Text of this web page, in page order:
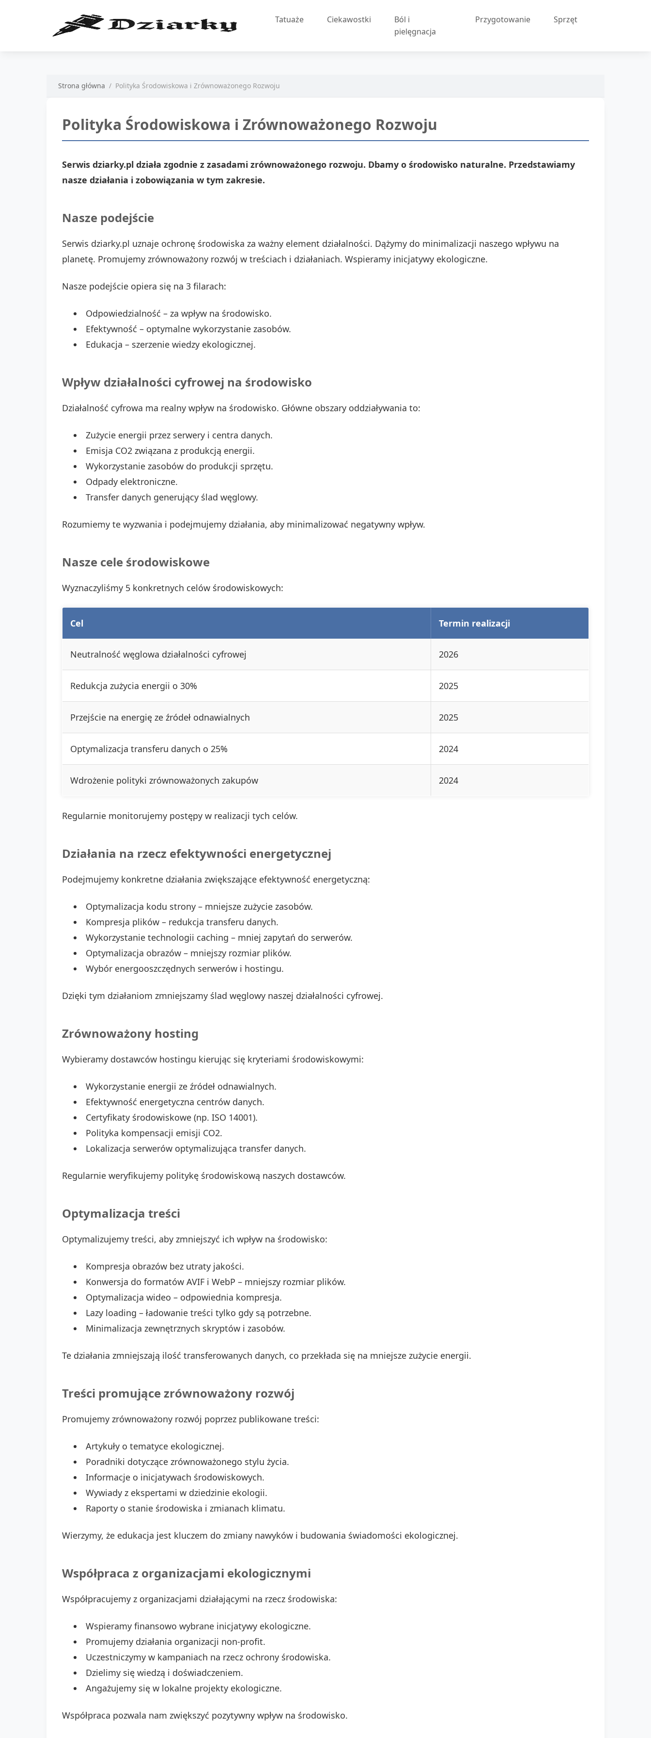
Tatuaże Ciekawostki
Ból i
pielęgnacja
Przygotowanie Sprzęt
Strona główna Polityka Środowiskowa i Zrównoważonego Rozwoju
Polityka Środowiskowa i Zrównoważonego Rozwoju
Serwis dziarky.pl działa zgodnie z zasadami zrównoważonego rozwoju. Dbamy o środowisko naturalne. Przedstawiamy
nasze działania i zobowiązania w tym zakresie.
Nasze podejście
Serwis dziarky.pl uznaje ochronę środowiska za ważny element działalności. Dążymy do minimalizacji naszego wpływu na
planetę. Promujemy zrównoważony rozwój w treściach i działaniach. Wspieramy inicjatywy ekologiczne.
Nasze podejście opiera się na 3 filarach:
Odpowiedzialność – za wpływ na środowisko.
Efektywność – optymalne wykorzystanie zasobów.
Edukacja – szerzenie wiedzy ekologicznej.
Wpływ działalności cyfrowej na środowisko
Działalność cyfrowa ma realny wpływ na środowisko. Główne obszary oddziaływania to:
Zużycie energii przez serwery i centra danych.
Emisja CO2 związana z produkcją energii.
Wykorzystanie zasobów do produkcji sprzętu.
Odpady elektroniczne.
Transfer danych generujący ślad węglowy.
Rozumiemy te wyzwania i podejmujemy działania, aby minimalizować negatywny wpływ.
Nasze cele środowiskowe
Wyznaczyliśmy 5 konkretnych celów środowiskowych:
Cel Termin realizacji
Neutralność węglowa działalności cyfrowej 2026
Redukcja zużycia energii o 30% 2025
Przejście na energię ze źródeł odnawialnych 2025
Optymalizacja transferu danych o 25% 2024
Wdrożenie polityki zrównoważonych zakupów 2024
Regularnie monitorujemy postępy w realizacji tych celów.
Działania na rzecz efektywności energetycznej
Podejmujemy konkretne działania zwiększające efektywność energetyczną:
Optymalizacja kodu strony – mniejsze zużycie zasobów.
Kompresja plików – redukcja transferu danych.
Wykorzystanie technologii caching – mniej zapytań do serwerów.
Optymalizacja obrazów – mniejszy rozmiar plików.
Wybór energooszczędnych serwerów i hostingu.
Dzięki tym działaniom zmniejszamy ślad węglowy naszej działalności cyfrowej.
Zrównoważony hosting
Wybieramy dostawców hostingu kierując się kryteriami środowiskowymi:
Wykorzystanie energii ze źródeł odnawialnych.
Efektywność energetyczna centrów danych.
Certyfikaty środowiskowe (np. ISO 14001).
Polityka kompensacji emisji CO2.
Lokalizacja serwerów optymalizująca transfer danych.
Regularnie weryfikujemy politykę środowiskową naszych dostawców.
Optymalizacja treści
Optymalizujemy treści, aby zmniejszyć ich wpływ na środowisko:
Kompresja obrazów bez utraty jakości.
Konwersja do formatów AVIF i WebP – mniejszy rozmiar plików.
Optymalizacja wideo – odpowiednia kompresja.
Lazy loading – ładowanie treści tylko gdy są potrzebne.
Minimalizacja zewnętrznych skryptów i zasobów.
Te działania zmniejszają ilość transferowanych danych, co przekłada się na mniejsze zużycie energii.
Treści promujące zrównoważony rozwój
Promujemy zrównoważony rozwój poprzez publikowane treści:
Artykuły o tematyce ekologicznej.
Poradniki dotyczące zrównoważonego stylu życia.
Informacje o inicjatywach środowiskowych.
Wywiady z ekspertami w dziedzinie ekologii.
Raporty o stanie środowiska i zmianach klimatu.
Wierzymy, że edukacja jest kluczem do zmiany nawyków i budowania świadomości ekologicznej.
Współpraca z organizacjami ekologicznymi
Współpracujemy z organizacjami działającymi na rzecz środowiska:
Wspieramy finansowo wybrane inicjatywy ekologiczne.
Promujemy działania organizacji non-profit.
Uczestniczymy w kampaniach na rzecz ochrony środowiska.
Dzielimy się wiedzą i doświadczeniem.
Angażujemy się w lokalne projekty ekologiczne.
Współpraca pozwala nam zwiększyć pozytywny wpływ na środowisko.